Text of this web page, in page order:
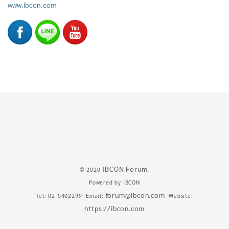
www.ibcon.com
© 2020 IBCON Forum.
Powered by IBCON
Tel: 02-5402299 Email: forum@ibcon.com Website:
https://ibcon.com